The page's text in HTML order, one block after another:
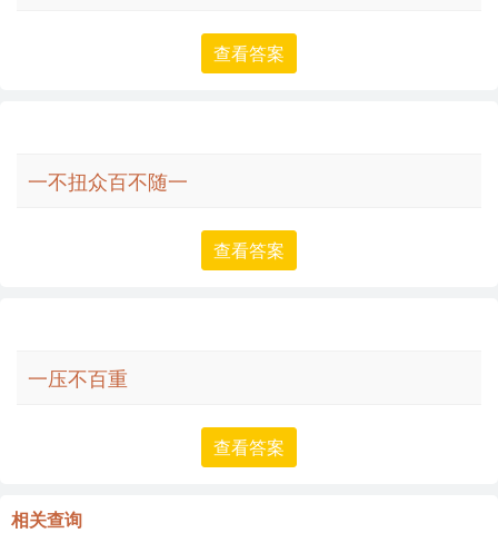
查看答案
一不扭众百不随一
查看答案
一压不百重
查看答案
相关查询